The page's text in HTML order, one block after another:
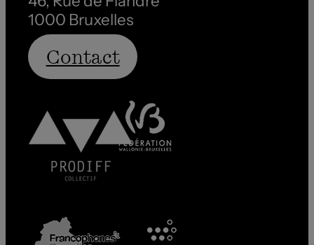
1000 Bruxelles
Contact